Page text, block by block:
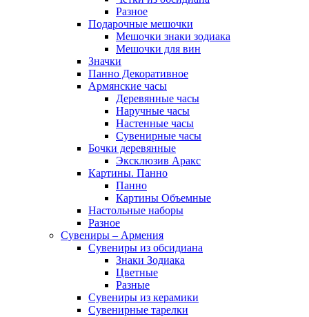
Разное
Подарочные мешочки
Мешочки знаки зодиака
Мешочки для вин
Значки
Панно Декоративное
Армянские часы
Деревянные часы
Наручные часы
Настенные часы
Сувенирные часы
Бочки деревянные
Эксклюзив Аракс
Картины. Панно
Панно
Картины Объемные
Настольные наборы
Разное
Сувениры – Армения
Сувениры из обсидиана
Знаки Зодиака
Цветные
Разные
Сувениры из керамики
Сувенирные тарелки